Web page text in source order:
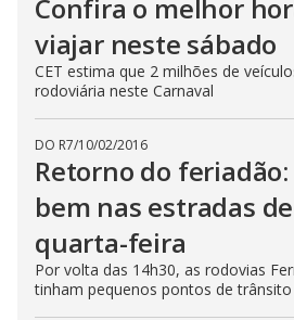
Confira o melhor
viajar neste sábado
CET estima que 2 milhões de
rodoviária neste Carnaval
DO R7/10/02/2016
Retorno do
bem nas estradas
quarta-feira
Por volta das 14h30, as rodovias
tinham pequenos pontos de trânsito